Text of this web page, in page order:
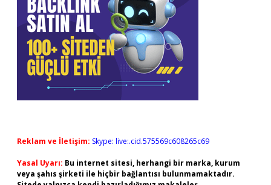
Reklam ve İletişim: Skype: live:.cid.575569c608265c69
Yasal Uyarı: Bu internet sitesi, herhangi bir marka, kurum
veya şahıs şirketi ile hiçbir bağlantısı bulunmamaktadır.